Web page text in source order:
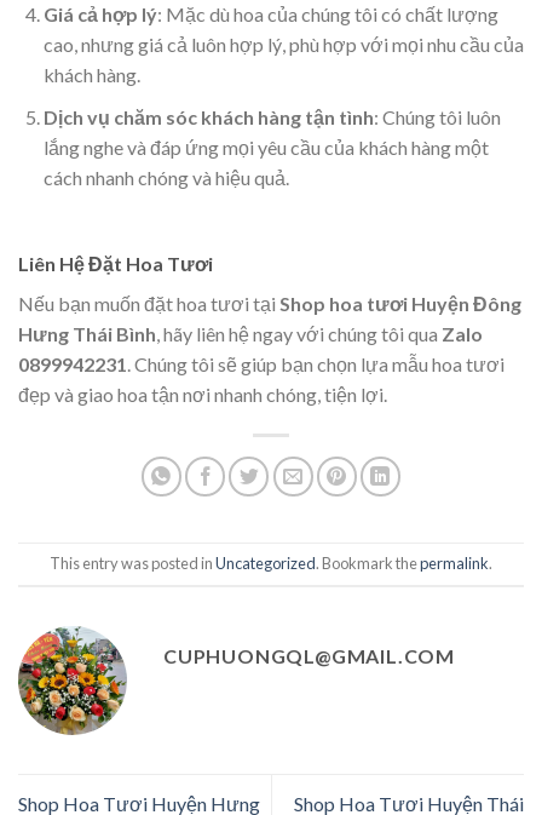
Giá cả hợp lý: Mặc dù hoa của chúng tôi có chất lượng
cao, nhưng giá cả luôn hợp lý, phù hợp với mọi nhu cầu của
khách hàng.
Dịch vụ chăm sóc khách hàng tận tình: Chúng tôi luôn
lắng nghe và đáp ứng mọi yêu cầu của khách hàng một
cách nhanh chóng và hiệu quả.
Liên Hệ Đặt Hoa Tươi
Nếu bạn muốn đặt hoa tươi tại Shop hoa tươi Huyện Đông
Hưng Thái Bình , hãy liên hệ ngay với chúng tôi qua Zalo
0899942231 . Chúng tôi sẽ giúp bạn chọn lựa mẫu hoa tươi
đẹp và giao hoa tận nơi nhanh chóng, tiện lợi.
This entry was posted inUncategorized. Bookmark thepermalink.
CUPHUONGQL@GMAIL.COM
Shop Hoa Tươi Huyện Hưng Shop Hoa Tươi Huyện Thái